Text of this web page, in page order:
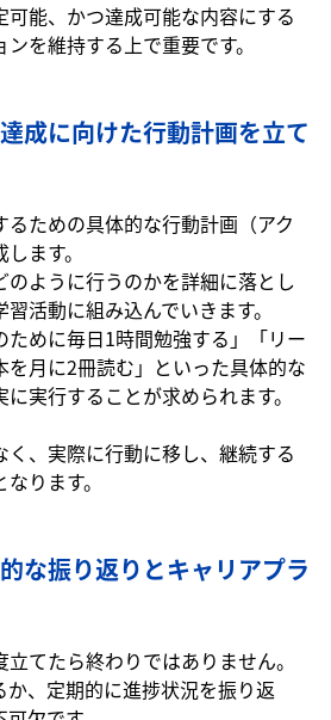
可能、かつ達成可能な内容にする
を維持する上で重要です。
成に向けた行動計画を立て
ための具体的な行動計画（アク
ます。
のように行うのかを詳細に落とし
活動に組み込んでいきます。
めに毎日1時間勉強する」「リー
を月に2冊読む」といった具体的な
実行することが求められます。
、実際に行動に移し、継続する
ります。
な振り返りとキャリアプラ
てたら終わりではありません。
、定期的に進捗状況を振り返